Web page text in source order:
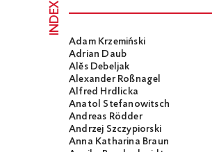
INDEX
Adam Krzemiński
Adrian Daub
Alĕs Debeljak
Alexander Roßnagel
Alfred Hrdlicka
Anatol Stefanowitsch
Andreas Rödder
Andrzej Szczypiorski
Anna Katharina Braun